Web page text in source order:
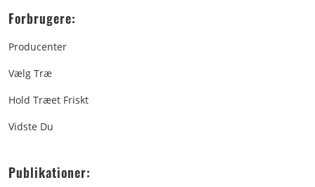
Forbrugere:
Producenter
Vælg Træ
Hold Træet Friskt
Vidste Du
Publikationer: